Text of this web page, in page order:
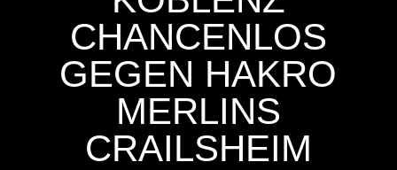
CHANCENLOS
GEGEN HAKRO
MERLINS
CRAILSHEIM